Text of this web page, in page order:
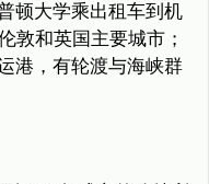
顿大学乘出租车到机
敦和英国主要城市；
港，有轮渡与海峡群